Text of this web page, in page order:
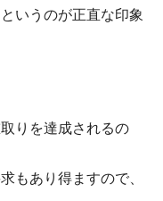
いうのが正直な印象
りを達成されるの
もあり得ますので、